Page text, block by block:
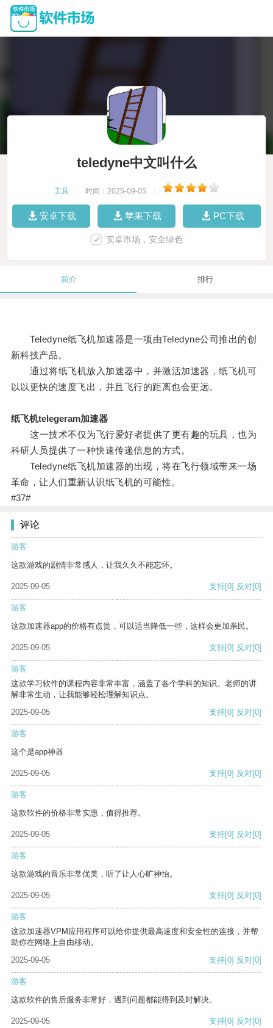
teledyne中文叫什么
工具 时间：2025-09-05
安卓下载 苹果下载 PC下载
安卓市场，安全绿色
简介 排行
Teledyne纸飞机加速器是一项由Teledyne公司推出的创
新科技产品。
通过将纸飞机放入加速器中，并激活加速器，纸飞机可
以以更快的速度飞出，并且飞行的距离也会更远。
纸飞机telegeram加速器
这一技术不仅为飞行爱好者提供了更有趣的玩具，也为
科研人员提供了一种快速传递信息的方式。
Teledyne纸飞机加速器的出现，将在飞行领域带来一场
革命，让人们重新认识纸飞机的可能性。
#37#
评论
游客
这款游戏的剧情非常感人，让我久久不能忘怀。
2025-09-05 支持[0] 反对[0]
游客
这款加速器app的价格有点贵，可以适当降低一些，这样会更加亲民。
2025-09-05 支持[0] 反对[0]
游客
这款学习软件的课程内容非常丰富，涵盖了各个学科的知识。老师的讲
解非常生动，让我能够轻松理解知识点。
2025-09-05
支持[0] 反对[0]
游客
这个是app神器
2025-09-05 支持[0] 反对[0]
游客
这款软件的价格非常实惠，值得推荐。
2025-09-05 支持[0] 反对[0]
游客
这款游戏的音乐非常优美，听了让人心旷神怡。
2025-09-05 支持[0] 反对[0]
游客
这款加速器VPM应用程序可以给你提供最高速度和安全性的连接，并帮
助你在网络上自由移动。
2025-09-05
支持[0] 反对[0]
游客
这款软件的售后服务非常好，遇到问题都能得到及时解决。
2025-09-05 支持[0] 反对[0]